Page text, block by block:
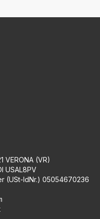
VERONA (VR)
USAL8PV
(USt-IdNr.) 05054670236